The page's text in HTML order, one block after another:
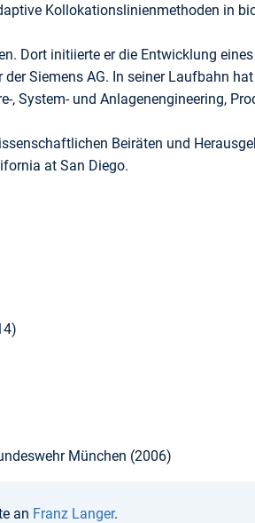
Kollokationslinienmethoden in
Dort initiierte er die Entwicklung
Siemens AG. In seiner Laufbahn
System- und Anlagenengineering,
Beiräten und
at San Diego.
München (2006)
an Franz Langer.